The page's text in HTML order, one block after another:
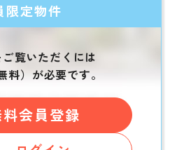
限定物件
覧いただくには
料）が必要です。
会員登録